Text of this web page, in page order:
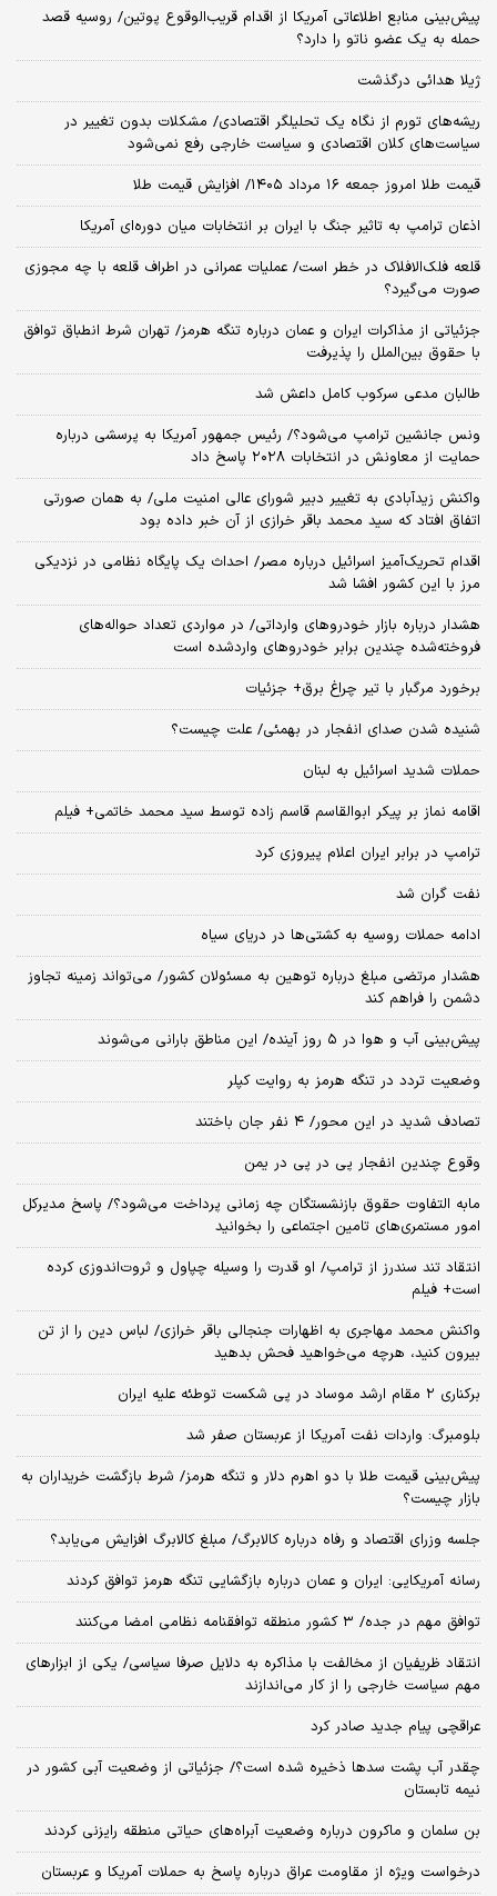
پیش‌بینی منابع اطلاعاتی آمریکا از اقدام قریب‌الوقوع پوتین/ روسیه قصد
حمله به یک عضو ناتو را دارد؟
ژیلا هدائی درگذشت
ریشه‌های تورم از نگاه یک تحلیلگر اقتصادی/ مشکلات بدون تغییر در
سیاست‌های کلان اقتصادی و سیاست خارجی رفع نمی‌شود
قیمت طلا امروز جمعه ۱۶ مرداد ۱۴۰۵/ افزایش قیمت طلا
اذعان ترامپ به تاثیر جنگ با ایران بر انتخابات میان دوره‌ای آمریکا
قلعه فلک‌الافلاک در خطر است/ عملیات عمرانی در اطراف قلعه با چه مجوزی
صورت می‌گیرد؟
جزئیاتی از مذاکرات ایران و عمان درباره تنگه هرمز/ تهران شرط انطباق توافق
با حقوق بین‌الملل را پذیرفت
طالبان مدعی سرکوب کامل داعش شد
ونس جانشین ترامپ می‌شود؟/ رئیس جمهور آمریکا به پرسشی درباره
حمایت از معاونش در انتخابات ۲۰۲۸ پاسخ داد
واکنش زیدآبادی به تغییر دبیر شورای عالی امنیت ملی/ به همان صورتی
اتفاق افتاد که سید محمد باقر خرازی از آن خبر داده بود
اقدام تحریک‌آمیز اسرائیل درباره مصر/ احداث یک پایگاه نظامی در نزدیکی
مرز با این کشور افشا شد
هشدار درباره بازار خودروهای وارداتی/ در مواردی تعداد حواله‌های
فروخته‌شده چندین برابر خودروهای واردشده است
برخورد مرگبار با تیر چراغ برق+ جزئیات
شنیده شدن صدای انفجار در بهمئی/ علت چیست؟
حملات شدید اسرائیل به لبنان
اقامه نماز بر پیکر ابوالقاسم قاسم زاده توسط سید محمد خاتمی+ فیلم
ترامپ در برابر ایران اعلام پیروزی کرد
نفت گران شد
ادامه حملات روسیه به کشتی‌ها در دریای سیاه
هشدار مرتضی مبلغ درباره توهین به مسئولان کشور/ می‌تواند زمینه تجاوز
دشمن را فراهم کند
پیش‌بینی آب و هوا در ۵ روز آینده/ این مناطق بارانی می‌شوند
وضعیت تردد در تنگه هرمز به روایت کپلر
تصادف شدید در این محور/ ۴ نفر جان باختند
وقوع چندین انفجار پی در پی در یمن
مابه التفاوت حقوق بازنشستگان چه زمانی پرداخت می‌شود؟/ پاسخ مدیرکل
امور مستمری‌های تامین اجتماعی را بخوانید
انتقاد تند سندرز از ترامپ/ او قدرت را وسیله چپاول و ثروت‌اندوزی کرده
است+ فیلم
واکنش محمد مهاجری به اظهارات جنجالی باقر خرازی/ لباس دین را از تن
بیرون کنید، هرچه می‌خواهید فحش بدهید
برکناری ۲ مقام‌ ارشد موساد در پی شکست توطئه علیه ایران
بلومبرگ: واردات نفت آمریکا از عربستان صفر شد
پیش‌بینی قیمت طلا با دو اهرم دلار و تنگه هرمز/ شرط بازگشت خریداران به
بازار چیست؟
جلسه وزرای اقتصاد و رفاه درباره کالابرگ/ مبلغ کالابرگ افزایش می‌یابد؟
رسانه آمریکایی: ایران و عمان درباره بازگشایی تنگه هرمز توافق کردند
توافق مهم در جده/ ۳ کشور منطقه توافقنامه نظامی امضا می‌کنند
انتقاد ظریفیان از مخالفت با مذاکره به دلایل صرفا سیاسی/ یکی از ابزارهای
مهم سیاست خارجی را از کار می‌اندازند
عراقچی پیام جدید صادر کرد
چقدر آب پشت سدها ذخیره شده است؟/ جزئیاتی از وضعیت آبی کشور در
نیمه تابستان
بن سلمان و ماکرون درباره وضعیت آبراه‌های حیاتی منطقه رایزنی کردند
درخواست ویژه از مقاومت عراق درباره پاسخ به حملات آمریکا و عربستان